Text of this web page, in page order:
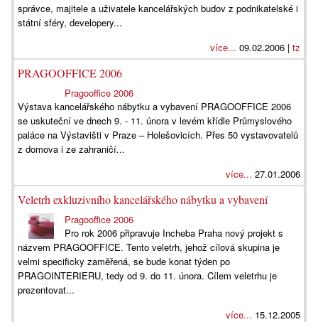
správce, majitele a uživatele kancelářských budov z podnikatelské i
státní sféry, developery...
více... 09.02.2006 | tz
PRAGOOFFICE 2006
Pragooffice 2006
Výstava kancelářského nábytku a vybavení PRAGOOFFICE 2006
se uskuteční ve dnech 9. - 11. února v levém křídle Průmyslového
paláce na Výstavišti v Praze – Holešovicích. Přes 50 vystavovatelů
z domova i ze zahraničí...
více... 27.01.2006
Veletrh exkluzivního kancelářského nábytku a vybavení
Pragooffice 2006
Pro rok 2006 připravuje Incheba Praha nový projekt s
názvem PRAGOOFFICE. Tento veletrh, jehož cílová skupina je
velmi specificky zaměřená, se bude konat týden po
PRAGOINTERIERU, tedy od 9. do 11. února. Cílem veletrhu je
prezentovat...
více... 15.12.2005